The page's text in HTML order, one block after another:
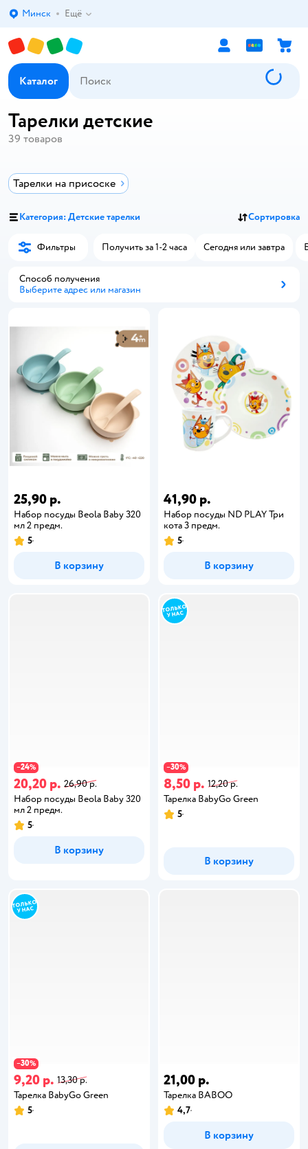
Выбор адреса доставки.
Минск Ещё
Каталог
Тарелки детские
39 товаров
Тарелки на присоске
Категория: Детские тарелки Сортировка
Фильтры Получить за 1-2 часа Сегодня или завтра
Способ получения
Выберите адрес или магазин
25,90 р.
Набор посуды Beola Baby 320
мл 2 предм.
5
В корзину
41,90 р.
Набор посуды ND PLAY Три
кота 3 предм.
5
В корзину
−24%
20,20 р. 26,90 р.
Набор посуды Beola Baby 320
мл 2 предм.
5
В корзину
−30%
8,50 р. 12,20 р.
Тарелка BabyGo Green
5
В корзину
−30%
9,20 р. 13,30 р.
Тарелка BabyGo Green
5
21,00 р.
Тарелка BABOO
4,7
В корзину